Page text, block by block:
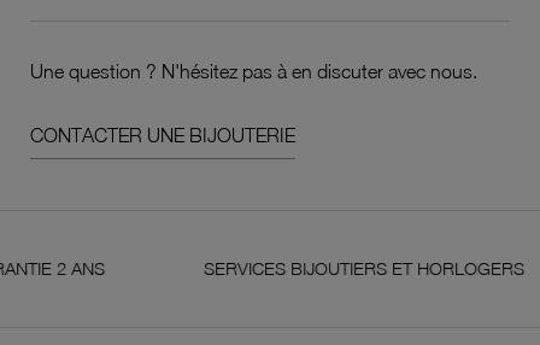
Une question ? N'hésitez pas à en discuter avec nous.
CONTACTER UNE BIJOUTERIE
ANS SERVICES BIJOUTIERS ET HORLOGERS